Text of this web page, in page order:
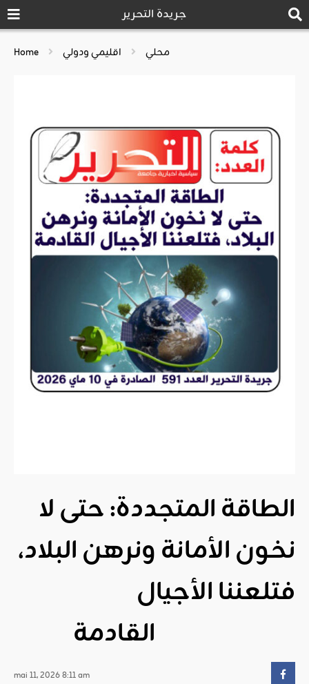
جريدة التحرير
Home محلي اقليمي ودولي
الطاقة المتجددة: حتى لا
نخون الأمانة ونرهن البلاد،
فتلعننا الأجيال
mai 11, 2026 8:11 am